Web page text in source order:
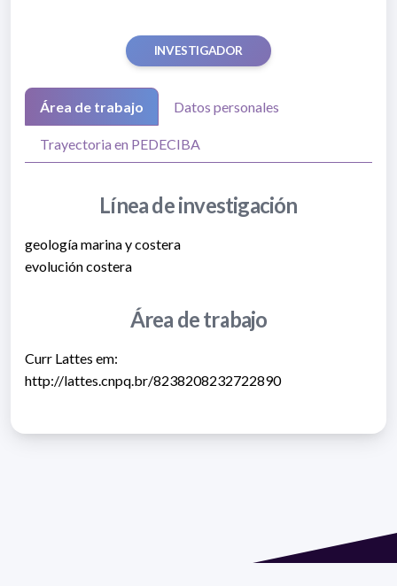
INVESTIGADOR
Área de trabajo Datos personales
Trayectoria en PEDECIBA
Línea de investigación
geología marina y costera
evolución costera
Área de trabajo
Curr Lattes em:
http://lattes.cnpq.br/8238208232722890